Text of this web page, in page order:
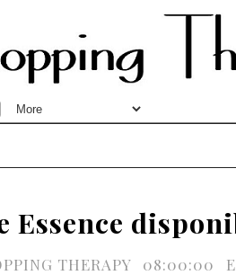
Essence
THERAPY 08:00:00